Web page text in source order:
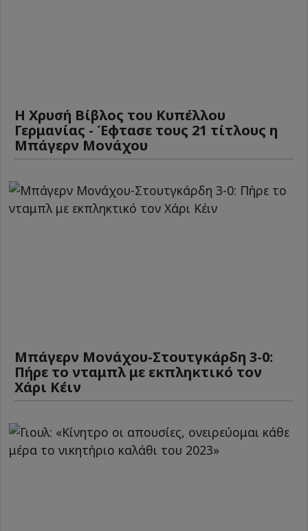
Η Χρυσή Βίβλος του Κυπέλλου
Γερμανίας - Έφτασε τους 21 τίτλους η
Μπάγερν Μονάχου
Μπάγερν Μονάχου-Στουτγκάρδη 3-0:
Πήρε το νταμπλ με εκπληκτικό τον
Χάρι Κέιν